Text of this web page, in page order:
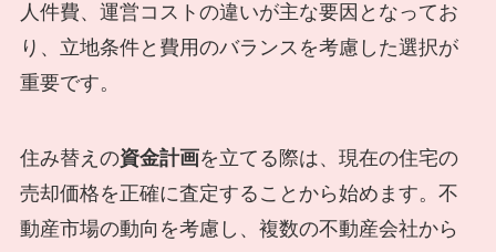
人件費、運営コストの違いが主な要因となってお
り、立地条件と費用のバランスを考慮した選択が
重要です。
住み替えの資金計画を立てる際は、現在の住宅の
売却価格を正確に査定することから始めます。不
動産市場の動向を考慮し、複数の不動産会社から